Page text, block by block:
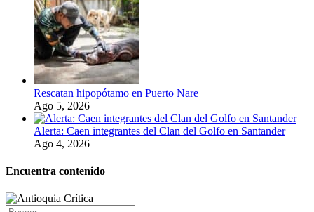
Rescatan hipopótamo en Puerto Nare
Ago 5, 2026
Alerta: Caen integrantes del Clan del Golfo en Santander
Ago 4, 2026
Encuentra contenido